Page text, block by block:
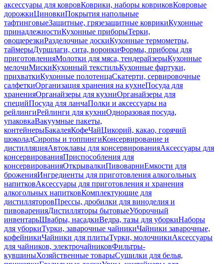
аксессуары для ковровКоврики, наборы ковриковКовровые
дорожкиЦиновкиПокрытия напольные
тафтинговыеЗащитные, грязезащитные коврикиКухонные
принадлежностиКухонные приборыТерки,
овощерезкиРазделочные доскиКухонные термометры,
таймерыДуршлаги, сита, воронкиФормы, приборы для
приготовленияМолотки для мяса, тендерайзерыКухонные
мелочиМискиКухонный текстильКухонные фартуки,
прихваткиКухонные полотенцаСкатерти, сервировочные
салфеткиОрганизация хранения на кухнеПосуда для
храненияОрганайзеры для кухниОрганайзеры для
специйПосуда для ланчаПолки и аксессуары на
рейлингиРейлинги для кухниОдноразовая посуда,
упаковкаВакуумные пакеты,
контейнерыБакалеяКофеЧайЦикорий, какао, горячий
шоколадСиропы и топпингиКонсервирование и
дистилляцияАвтоклавы для консервированияАксессуары для
консервированияПриспособления для
консервированияОткрывалкиПивоварниЕмкости для
броженияИнгредиенты для приготовления алкогольных
напитковАксессуары для приготовления и хранения
алкогольных напитковКомплектующие для
дистилляторовПрессы, дробилки для виноделия и
пивоваренияДистилляторы бытовыеУборочный
инвентарьШвабры, насадкиВедра, тазы для уборкиНаборы
для уборкиТурки, заварочные чайникиЧайники заварочные,
кофейникиЧайники для плитыТурки, молочникиАксессуары
для чайников, электрочайниковФильтры-
кувшиныХозяйственные товарыСушилки для белья,